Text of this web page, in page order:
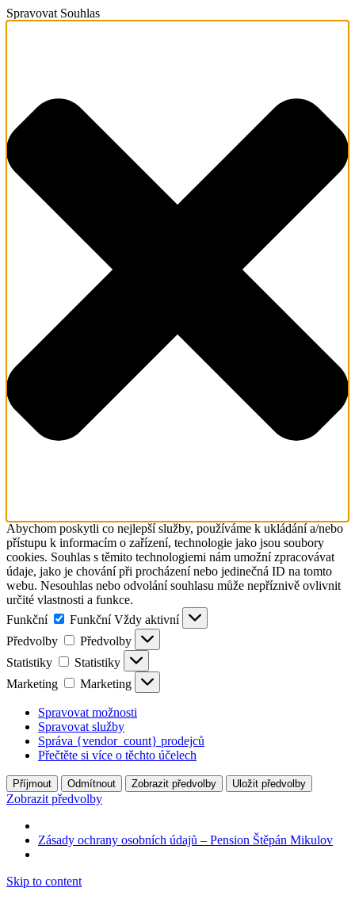
Spravovat Souhlas
Abychom poskytli co nejlepší služby, používáme k ukládání a/nebo
přístupu k informacím o zařízení, technologie jako jsou soubory
cookies. Souhlas s těmito technologiemi nám umožní zpracovávat
údaje, jako je chování při procházení nebo jedinečná ID na tomto
webu. Nesouhlas nebo odvolání souhlasu může nepříznivě ovlivnit
určité vlastnosti a funkce.
Funkční
Funkční Vždy aktivní
Předvolby
Předvolby
Statistiky
Statistiky
Marketing
Marketing
Spravovat možnosti
Spravovat služby
Správa {vendor_count} prodejců
Přečtěte si více o těchto účelech
Příjmout Odmítnout Zobrazit předvolby Uložit předvolby
Zobrazit předvolby
Zásady ochrany osobních údajů – Pension Štěpán Mikulov
Skip to content